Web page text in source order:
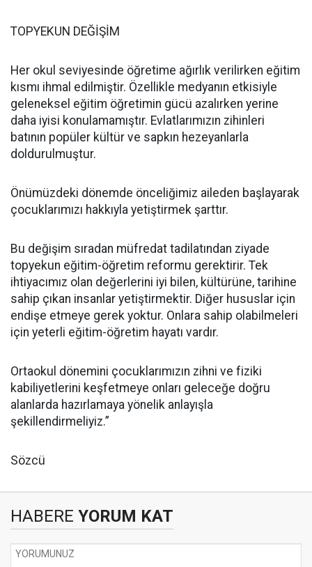
TOPYEKUN DEĞİŞİM
Her okul seviyesinde öğretime ağırlık verilirken eğitim
kısmı ihmal edilmiştir. Özellikle medyanın etkisiyle
geleneksel eğitim öğretimin gücü azalırken yerine
daha iyisi konulamamıştır. Evlatlarımızın zihinleri
batının popüler kültür ve sapkın hezeyanlarla
doldurulmuştur.
Önümüzdeki dönemde önceliğimiz aileden başlayarak
çocuklarımızı hakkıyla yetiştirmek şarttır.
Bu değişim sıradan müfredat tadilatından ziyade
topyekun eğitim-öğretim reformu gerektirir. Tek
ihtiyacımız olan değerlerini iyi bilen, kültürüne, tarihine
sahip çıkan insanlar yetiştirmektir. Diğer hususlar için
endişe etmeye gerek yoktur. Onlara sahip olabilmeleri
için yeterli eğitim-öğretim hayatı vardır.
Ortaokul dönemini çocuklarımızın zihni ve fiziki
kabiliyetlerini keşfetmeye onları geleceğe doğru
alanlarda hazırlamaya yönelik anlayışla
şekillendirmeliyiz.”
Sözcü
HABERE YORUM KAT